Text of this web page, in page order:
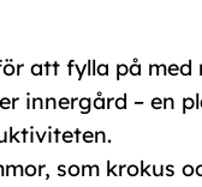
att fylla på med
innergård – en
som krokus